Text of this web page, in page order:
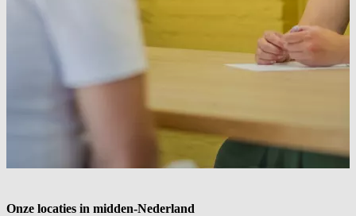
Onze locaties in midden-Nederland